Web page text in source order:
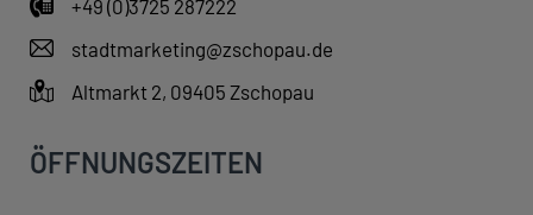
+49 (0)3725 287222
stadtmarketing@zschopau.de
Altmarkt 2, 09405 Zschopau
ÖFFNUNGSZEITEN